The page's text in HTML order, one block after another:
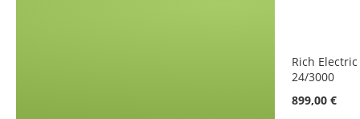
Rich
24/3000
899,00 €